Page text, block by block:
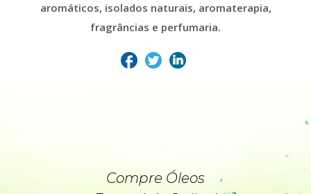
aromáticos, isolados naturais, aromaterapia,
fragrâncias e perfumaria.
Compre Óleos